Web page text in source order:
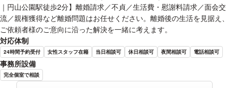
｜円山公園駅徒歩2分】離婚請求／不貞／生活費・慰謝料請求／面会交
流／親権獲得など離婚問題はお任せください。離婚後の生活を見据え、
ご依頼者様のご意向に沿った解決を一緒に考えます。
対応体制
24時間予約受付 女性スタッフ在籍 当日相談可 休日相談可 夜間相談可 電話相談可
事務所設備
完全個室で相談